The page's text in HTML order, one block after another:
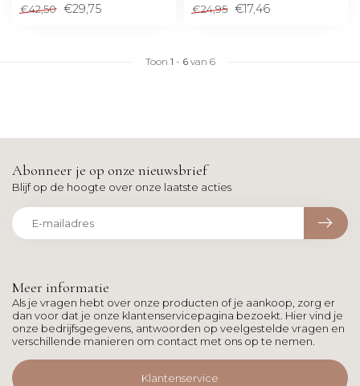
€42,50 €29,75 €24,95 €17,46
Toon 1 - 6van 6
Meer informatie
Als je vragen hebt over onze producten of je aankoop, zorg er
dan voor dat je onze klantenservicepagina bezoekt. Hier vind je
onze bedrijfsgegevens, antwoorden op veelgestelde vragen en
verschillende manieren om contact met ons op te nemen.
Klantenservice
Abonneer je op onze nieuwsbrief
Blijf op de hoogte over onze laatste acties